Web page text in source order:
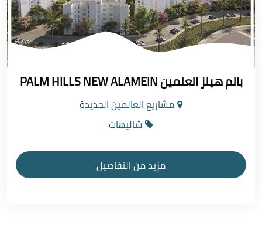
بالم هيلز العلمين PALM HILLS NEW ALAMEIN
مشاريع العالمين الجديدة
شاليهات
مزيد من التفاصيل